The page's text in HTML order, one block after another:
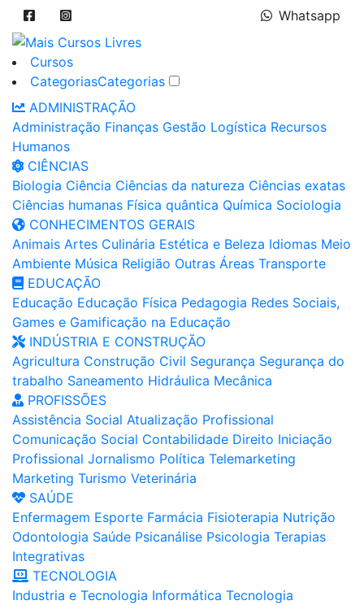
Whatsapp
Cursos
CategoriasCategorias
ADMINISTRAÇÃO
Administração Finanças Gestão Logística Recursos
Humanos
CIÊNCIAS
Biologia Ciência Ciências da natureza Ciências exatas
Ciências humanas Física quântica Química Sociologia
CONHECIMENTOS GERAIS
Animais Artes Culinária Estética e Beleza Idiomas Meio
Ambiente Música Religião Outras Áreas Transporte
EDUCAÇÃO
Educação Educação Física Pedagogia Redes Sociais,
Games e Gamificação na Educação
INDÚSTRIA E CONSTRUÇÃO
Agricultura Construção Civil Segurança Segurança do
trabalho Saneamento Hidráulica Mecânica
PROFISSÕES
Assistência Social Atualização Profissional
Comunicação Social Contabilidade Direito Iniciação
Profissional Jornalismo Política Telemarketing
Marketing Turismo Veterinária
SAÚDE
Enfermagem Esporte Farmácia Fisioterapia Nutrição
Odontologia Saúde Psicanálise Psicologia Terapias
Integrativas
TECNOLOGIA
Industria e Tecnologia Informática Tecnologia